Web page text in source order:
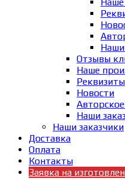
Наши
Отзывы
Наше
Реквизиты
Новости
Наши
Наши заказчики
Доставка
Оплата
Контакты
Заявка на